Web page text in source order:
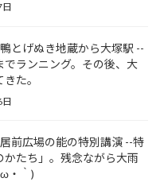
とげぬき地蔵から大塚駅 --
でランニング。その後、大
た。
前広場の能の特別講演 --特
かたち」。残念ながら大雨
・｀)